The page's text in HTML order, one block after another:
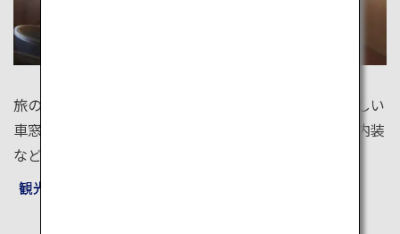
旅の移動をもっと楽しくしてくれる観光列車。素晴らしい
車窓の景色はもちろん、地元のグルメや、特別仕様の内装
など、仕掛けがたくさん。旅の楽しみも倍増です。
観光列車(D&S列車)の情報を見る